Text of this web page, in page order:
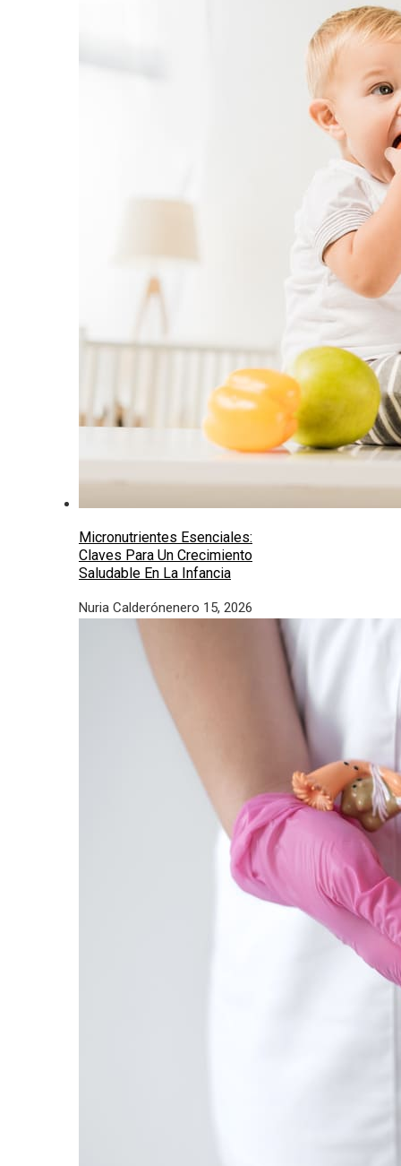
Micronutrientes Esenciales:
Claves Para Un Crecimiento
Saludable En La Infancia
Nuria Calderónenero 15, 2026